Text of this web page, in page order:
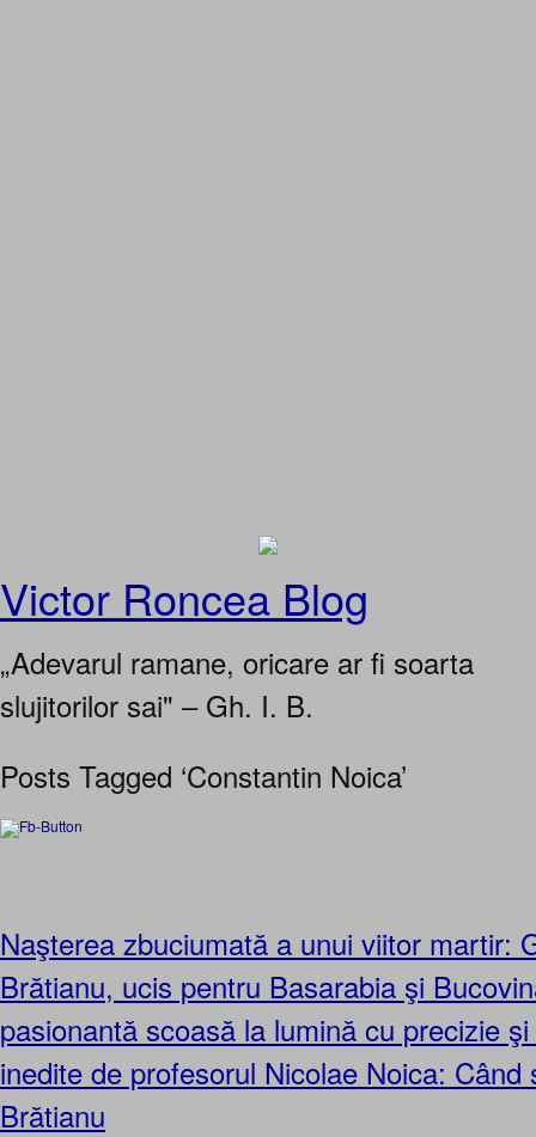
Victor Roncea Blog
„Adevarul ramane, oricare ar fi soarta
slujitorilor sai" – Gh. I. B.
Posts Tagged ‘Constantin Noica’
Naşterea zbuciumată a unui viitor martir:
Brătianu, ucis pentru Basarabia şi
pasionantă scoasă la lumină cu precizie
inedite de profesorul Nicolae Noica:
Brătianu